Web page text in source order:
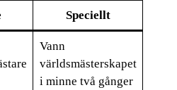
Speciellt
Vann
världsmästerskapet
i minne två gånger